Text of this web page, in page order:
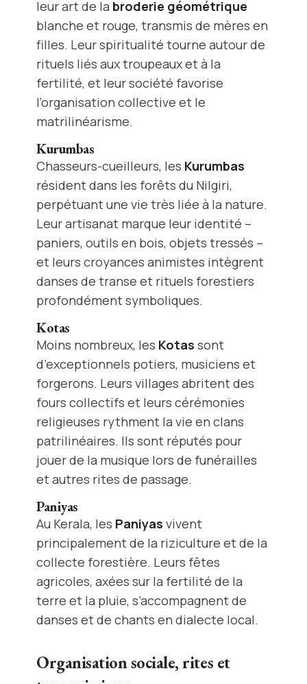
leur art de la broderie géométrique
blanche et rouge, transmis de mères en
filles. Leur spiritualité tourne autour de
rituels liés aux troupeaux et à la
fertilité, et leur société favorise
l’organisation collective et le
matrilinéarisme.
Kurumbas
Chasseurs-cueilleurs, les Kurumbas
résident dans les forêts du Nilgiri,
perpétuant une vie très liée à la nature.
Leur artisanat marque leur identité –
paniers, outils en bois, objets tressés –
et leurs croyances animistes intègrent
danses de transe et rituels forestiers
profondément symboliques.
Kotas
Moins nombreux, les Kotas sont
d’exceptionnels potiers, musiciens et
forgerons. Leurs villages abritent des
fours collectifs et leurs cérémonies
religieuses rythment la vie en clans
patrilinéaires. Ils sont réputés pour
jouer de la musique lors de funérailles
et autres rites de passage.
Paniyas
Au Kerala, les Paniyas vivent
principalement de la riziculture et de la
collecte forestière. Leurs fêtes
agricoles, axées sur la fertilité de la
terre et la pluie, s’accompagnent de
danses et de chants en dialecte local.
Organisation sociale, rites et